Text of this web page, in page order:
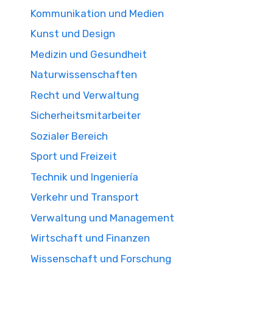
Kommunikation und Medien
Kunst und Design
Medizin und Gesundheit
Naturwissenschaften
Recht und Verwaltung
Sicherheitsmitarbeiter
Sozialer Bereich
Sport und Freizeit
Technik und Ingeniería
Verkehr und Transport
Verwaltung und Management
Wirtschaft und Finanzen
Wissenschaft und Forschung